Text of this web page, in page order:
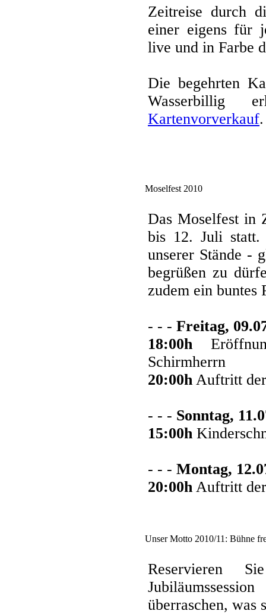
Zeitreise durch
einer eigens für
live und in Farbe
Die begehrten
Wasserbillig
Kartenvorverkauf.
Moselfest 2010
Das Moselfest in
bis 12. Juli
unserer Stände -
begrüßen zu
zudem ein buntes
- - - Freitag,
18:00h
Schirmherrn
20:00h Auftritt
- - - Sonntag,
15:00h
- - - Montag,
20:00h Auftritt
Unser Motto 2010/11: Bühne
Reservieren
überraschen, was